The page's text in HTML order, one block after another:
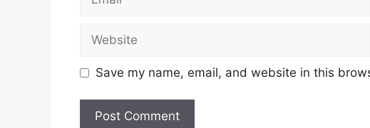
Save my name, email, and website in this